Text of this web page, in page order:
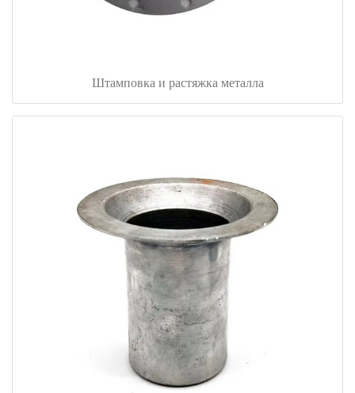
Штамповка и растяжка металла